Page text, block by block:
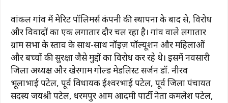
वांकल गांव में मेरिट पॉलिमर्स कंपनी की स्थापना के बाद से, विरोध
और विवादों का एक लगातार दौर चल रहा है। गांव वाले लगातार
ग्राम सभा के प्रस्ताव के साथ-साथ नॉइज़ पॉल्यूशन और महिलाओं
और बच्चों की सुरक्षा जैसे मुद्दों का विरोध कर रहे थे। इसमें नवसारी
जिला अध्यक्ष और खेरगाम गोल्ड मेडलिस्ट सर्जन डॉ. नीरव
भूलाभाई पटेल, पूर्व विधायक ईश्वरभाई पटेल, पूर्व जिला पंचायत
सदस्य जयश्री पटेल, धरमपुर आम आदमी पार्टी नेता कमलेश पटेल,